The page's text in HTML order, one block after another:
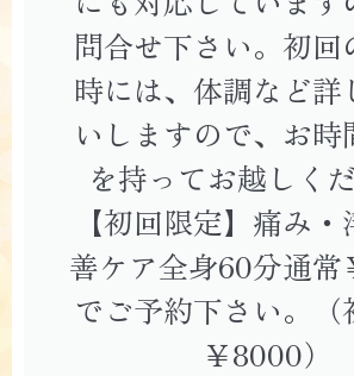
問合せ下さい。初回
時には、体調など詳
いしますので、お時
を持ってお越しくだ
【初回限定】痛み
善ケア全身60分通常
でご予約下さい。（
￥8000）